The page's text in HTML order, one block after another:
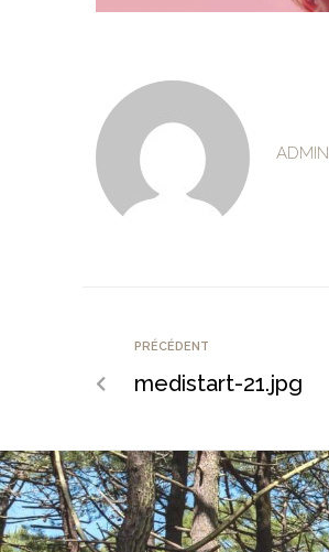
ADMIN
PRÉCÉDENT
medistart-21.jpg